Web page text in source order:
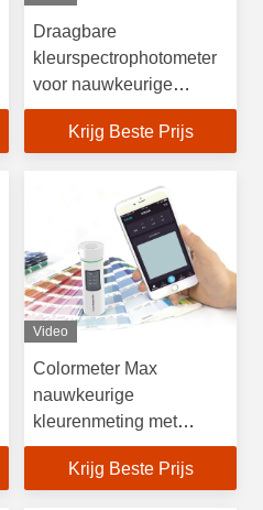
Draagbare
kleurspectrophotometer
voor nauwkeurige
kleurenmeting en -
beheer op mobiele
Krijg Beste Prijs
Video
Colormeter Max
nauwkeurige
kleurenmeting met
automatische kalibratie
en clouddatabase
Krijg Beste Prijs